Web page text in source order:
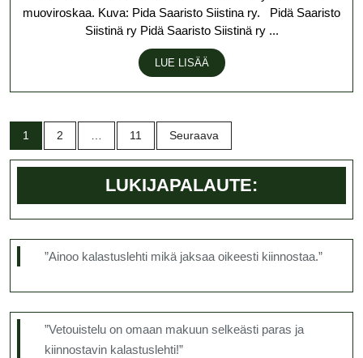
kertovat
muoviroskaa. Kuva: Pida Saaristo Siistina ry. Pidä Saaristo
Siistinä ry Pidä Saaristo Siistinä ry ...
LUE LISÄÄ LUE
LISÄÄ
Artikkelien
sivutus
1 2 11 Seuraava
LUKIJAPALAUTE:
”Ainoo kalastuslehti mikä jaksaa oikeesti kiinnostaa.”
”Vetouistelu on omaan makuun selkeästi paras ja
kiinnostavin kalastuslehti!”